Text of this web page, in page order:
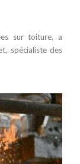
sur toiture, a
spécialiste des